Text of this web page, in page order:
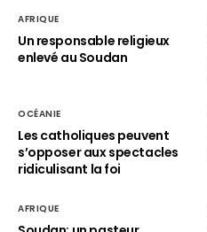
AFRIQUE
Un responsable religieux
enlevé au Soudan
OCÉANIE
Les catholiques peuvent
s’opposer aux spectacles
ridiculisant la foi
AFRIQUE